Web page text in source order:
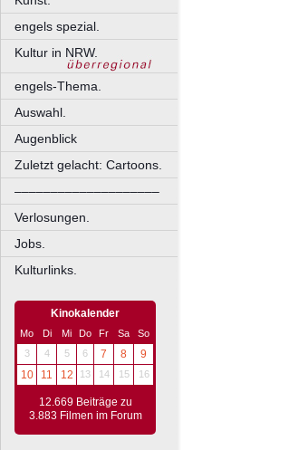
engels spezial.
Kultur in NRW.
engels-Thema.
Auswahl.
Augenblick
Zuletzt gelacht: Cartoons.
––––––––––––––––––––
Verlosungen.
Jobs.
Kulturlinks.
Kinokalender
Mo Di Mi Do Fr Sa
So
3
4 5 6 7 8
9
10
11 12 13 14 15 16
12.669 Beiträge zu
3.883 Filmen im Forum